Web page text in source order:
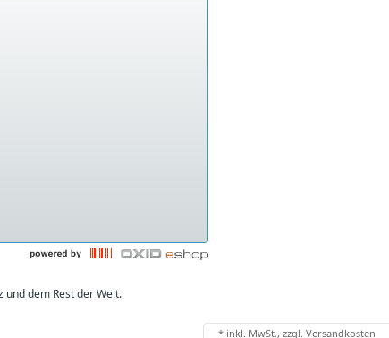
dem Rest der Welt.
* inkl. MwSt., zzgl. Versandkosten